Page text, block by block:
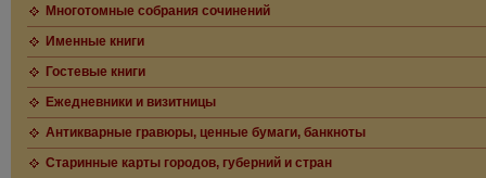
Многотомные собрания сочинений
Именные книги
Гостевые книги
Ежедневники и визитницы
Антикварные гравюры, ценные бумаги, банкноты
Старинные карты городов, губерний и стран